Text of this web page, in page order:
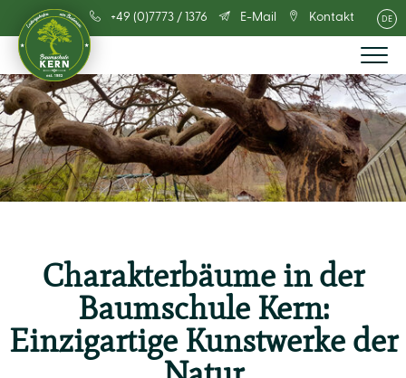
+49 (0)7773 / 1376 E-Mail Kontakt DE
Charakterbäume in der
Baumschule Kern:
Einzigartige Kunstwerke der